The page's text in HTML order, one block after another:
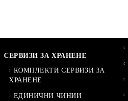
СЕРВИЗИ ЗА ХРАНЕНЕ
КОМПЛЕКТИ СЕРВИЗИ ЗА
ХРАНЕНЕ
ЕДИНИЧНИ ЧИНИИ